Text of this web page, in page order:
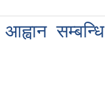
सम्बन्धि